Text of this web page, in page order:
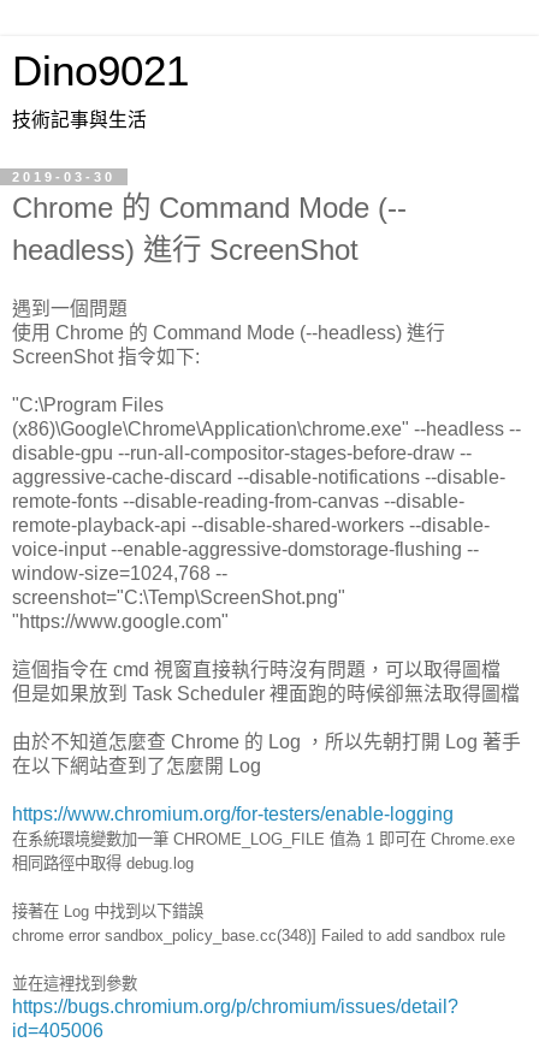
Dino9021
技術記事與生活
2019-03-30
Chrome 的 Command Mode (--
headless) 進行 ScreenShot
遇到一個問題
使用 Chrome 的 Command Mode (--headless) 進行
ScreenShot 指令如下:
"C:\Program Files
(x86)\Google\Chrome\Application\chrome.exe" --headless --
disable-gpu --run-all-compositor-stages-before-draw --
aggressive-cache-discard --disable-notifications --disable-
remote-fonts --disable-reading-from-canvas --disable-
remote-playback-api --disable-shared-workers --disable-
voice-input --enable-aggressive-domstorage-flushing --
window-size=1024,768 --
screenshot="C:\Temp\ScreenShot.png"
"https://www.google.com"
這個指令在 cmd 視窗直接執行時沒有問題，可以取得圖檔
但是如果放到 Task Scheduler 裡面跑的時候卻無法取得圖檔
由於不知道怎麼查 Chrome 的 Log ，所以先朝打開 Log 著手
在以下網站查到了怎麼開 Log
https://www.chromium.org/for-testers/enable-logging
在系統環境變數加一筆 CHROME_LOG_FILE 值為 1 即可在 Chrome.exe
相同路徑中取得 debug.log
接著在 Log 中找到以下錯誤
chrome error sandbox_policy_base.cc(348)] Failed to add sandbox rule
並在這裡找到參數
https://bugs.chromium.org/p/chromium/issues/detail?
id=405006